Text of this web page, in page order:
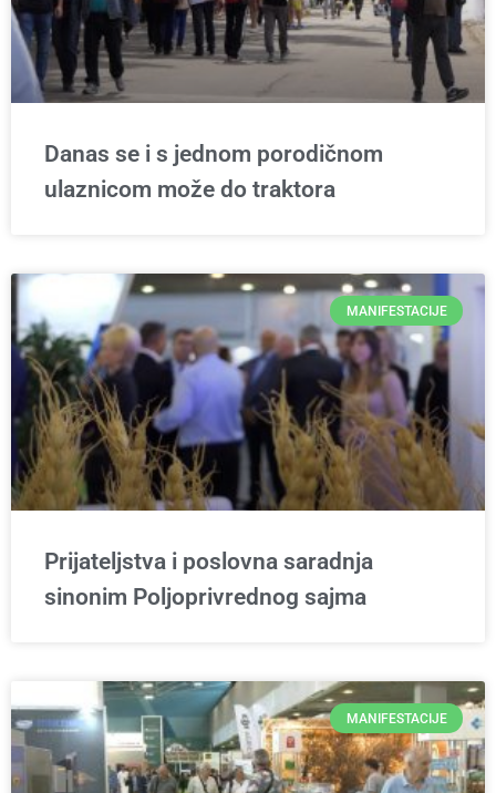
Danas se i s jednom porodičnom
ulaznicom može do traktora
MANIFESTACIJE
Prijateljstva i poslovna saradnja
sinonim Poljoprivrednog sajma
MANIFESTACIJE